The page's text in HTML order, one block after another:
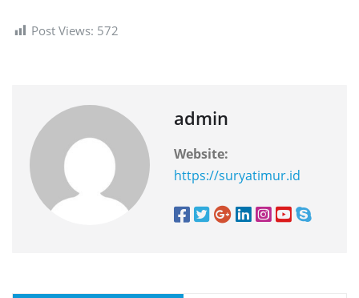
Post Views: 572
admin
Website:
https://suryatimur.id